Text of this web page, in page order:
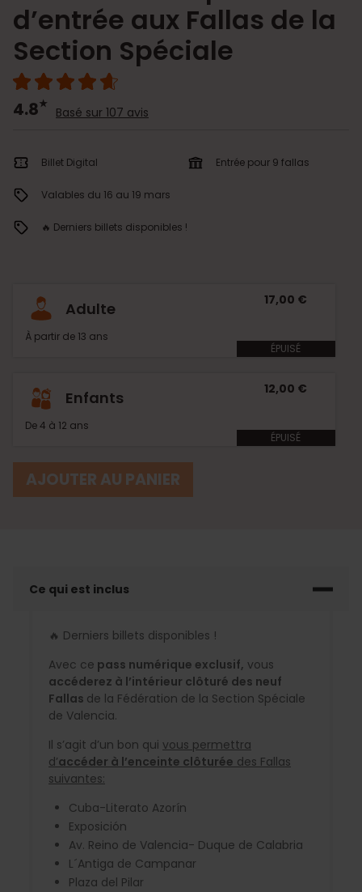
d’entrée aux Fallas de la
Section Spéciale
4.8 Basé sur 107 avis
Billet Digital Entrée pour 9 fallas
Valables du 16 au 19 mars
🔥 Derniers billets disponibles !
Adulte
À partir de 13 ans
17,00 €
ÉPUISÉ
Enfants
De 4 à 12 ans
12,00 €
ÉPUISÉ
AJOUTER AU PANIER
Ce qui est inclus
🔥 Derniers billets disponibles !
Avec ce pass numérique exclusif, vous
accéderez à l’intérieur clôturé des neuf
Fallas de la Fédération de la Section Spéciale
de Valencia.
Il s’agit d’un bon qui vous permettra
d’accéder à l’enceinte clôturée des Fallas
suivantes:
Cuba-Literato Azorín
Exposición
Av. Reino de Valencia- Duque de Calabria
L´Antiga de Campanar
Plaza del Pilar